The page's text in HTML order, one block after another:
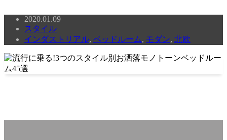
2020.01.09
スタイル
インダストリアル, ベッドルーム, モダン, 北欧